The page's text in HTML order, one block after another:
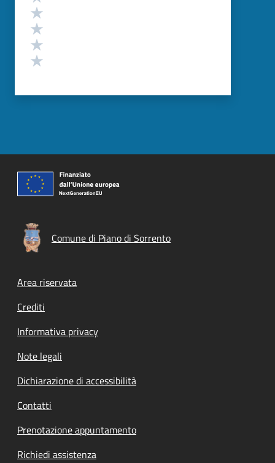
Comune di Piano di Sorrento
Footer menu
Area riservata
Crediti
Informativa privacy
Note legali
Dichiarazione di accessibilità
Contatti
Prenotazione appuntamento
Richiedi assistenza